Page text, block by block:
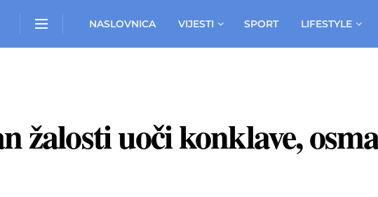
NASLOVNICA VIJESTI SPORT LIFESTYLE
žalosti uoči konklave,